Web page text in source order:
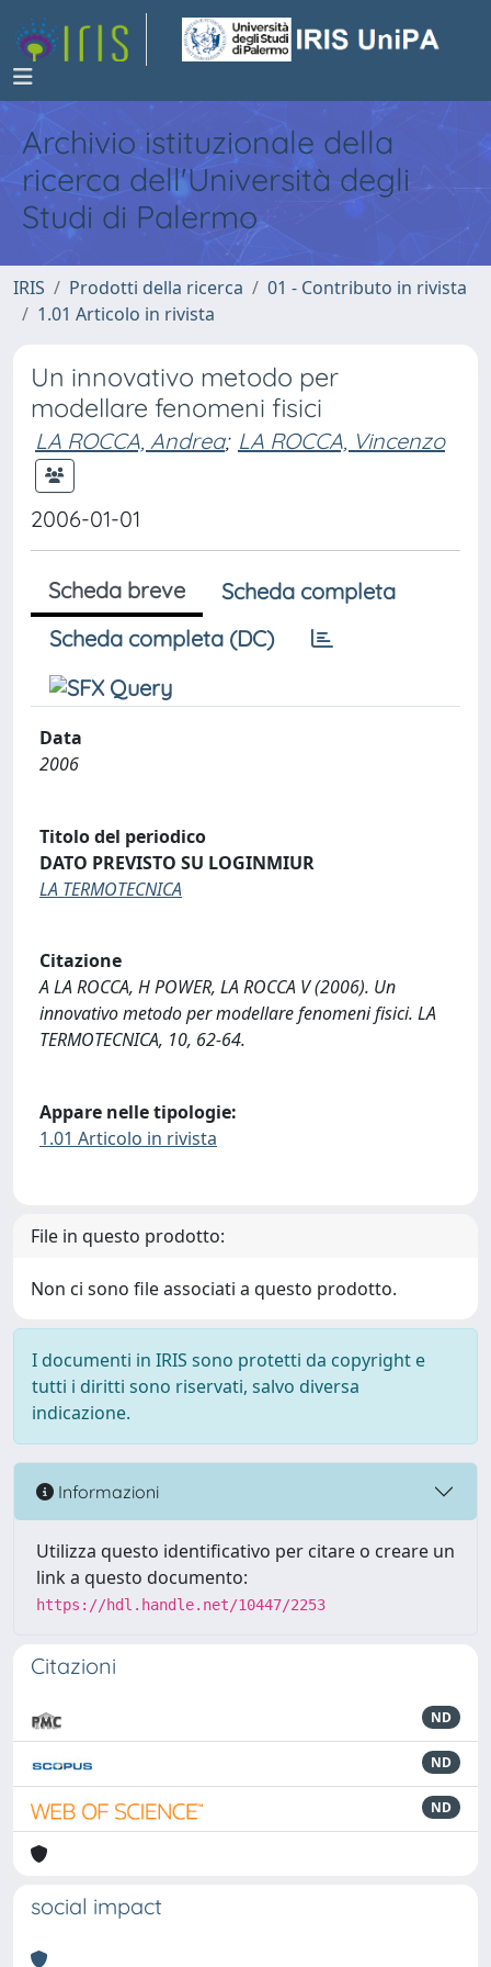
Archivio istituzionale della
ricerca dell'Università degli
Studi di Palermo
IRIS Prodotti della ricerca
01 - Contributo in rivista
1.01 Articolo in rivista
Un innovativo metodo per
modellare fenomeni fisici
LA ROCCA, Andrea; LA ROCCA, Vincenzo
2006-01-01
Scheda breve
Scheda completa
Scheda completa (DC)
Data
2006
Titolo del periodico
DATO PREVISTO SU LOGINMIUR
LA TERMOTECNICA
Citazione
A LA ROCCA, H POWER, LA ROCCA V (2006). Un
innovativo metodo per modellare fenomeni fisici. LA
TERMOTECNICA, 10, 62-64.
Appare nelle tipologie:
1.01 Articolo in rivista
File in questo prodotto:
Non ci sono file associati a questo prodotto.
I documenti in IRIS sono protetti da copyright e
tutti i diritti sono riservati, salvo diversa
indicazione.
Informazioni
Utilizza questo identificativo per citare o creare un
link a questo documento:
https://hdl.handle.net/10447/2253
Citazioni
ND
ND
ND
social impact